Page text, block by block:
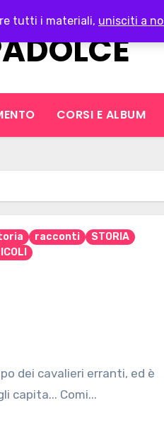
tutti i materiali, unisciti a
CORSI E ALBUM
racconti
STORIA
capita... Comi...